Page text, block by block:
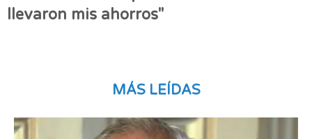
llevaron mis ahorros"
MÁS LEÍDAS